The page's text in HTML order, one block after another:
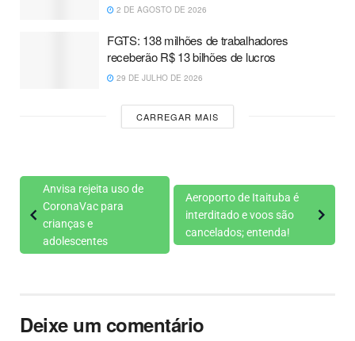
2 DE AGOSTO DE 2026
FGTS: 138 milhões de trabalhadores
receberão R$ 13 bilhões de lucros
29 DE JULHO DE 2026
CARREGAR MAIS
Anvisa rejeita uso de
CoronaVac para
crianças e
adolescentes
Aeroporto de Itaituba é
interditado e voos são
cancelados; entenda!
Deixe um comentário